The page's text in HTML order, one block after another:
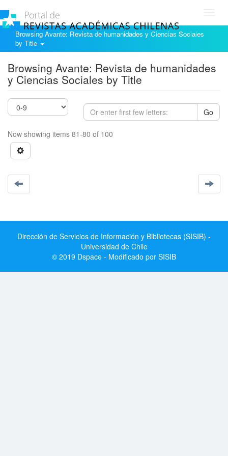
Browsing Avante: Revista de humanidades y Ciencias Sociales
by Title
Browsing Avante: Revista de humanidades
y Ciencias Sociales by Title
Go
Now showing items 81-80 of 100
Dirección de Servicios de Información y Bibliotecas (SISIB) -
Universidad de Chile
© 2019 Dspace - Modificado por SISIB